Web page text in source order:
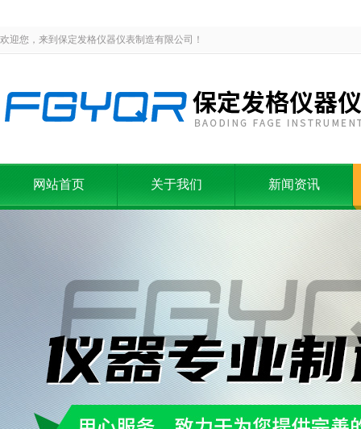
欢迎您，来到保定发格仪器仪表制造有限公司！
网站首页 关于我们 新闻资讯